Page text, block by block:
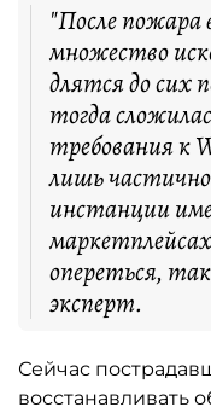
"После
множество
длятся до сих
тогда
требования к
лишь
инстанции
опереться,
эксперт.
Сейчас
восстанавливать